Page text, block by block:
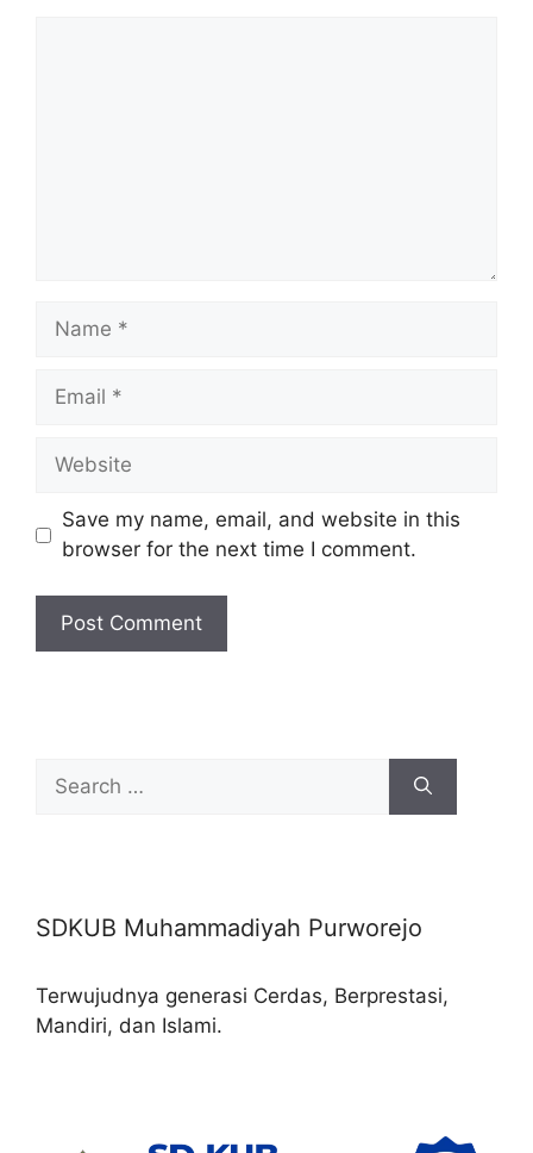
Name
Email
Website
Save my name, email, and website in this
browser for the next time I comment.
for:
SDKUB Muhammadiyah Purworejo
Terwujudnya generasi Cerdas, Berprestasi,
Mandiri, dan Islami.